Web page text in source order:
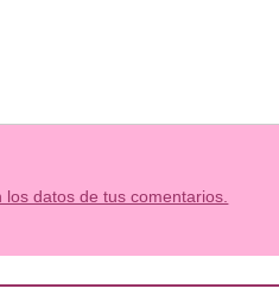
datos de tus comentarios.